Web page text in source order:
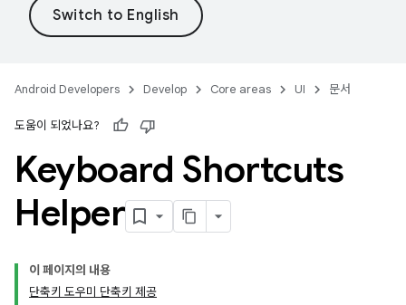
Android Developers Develop Core areas UI 문서
도움이 되었나요?
Keyboard Shortcuts
Helper
이 페이지의 내용
단축키 도우미 단축키 제공